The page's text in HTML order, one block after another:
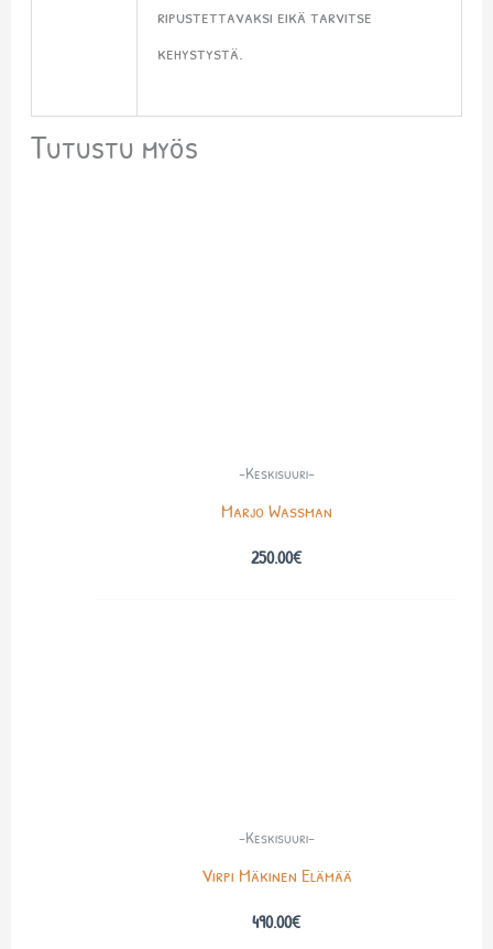
ripustettavaksi eikä tarvitse
kehystystä.
Tutustu myös
-Keskisuuri-
Marjo Wassman
250.00€
-Keskisuuri-
Virpi Mäkinen Elämää
490.00€